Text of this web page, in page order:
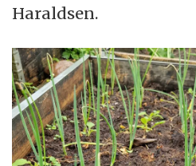
Haraldsen.